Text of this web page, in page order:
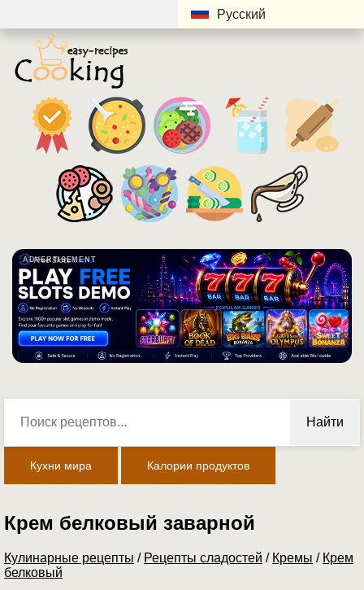
Русский
ADVERTISEMENT
Найти
Кухни мира Калории продуктов
Крем белковый заварной
Кулинарные рецепты / Рецепты сладостей / Кремы / Крем
белковый